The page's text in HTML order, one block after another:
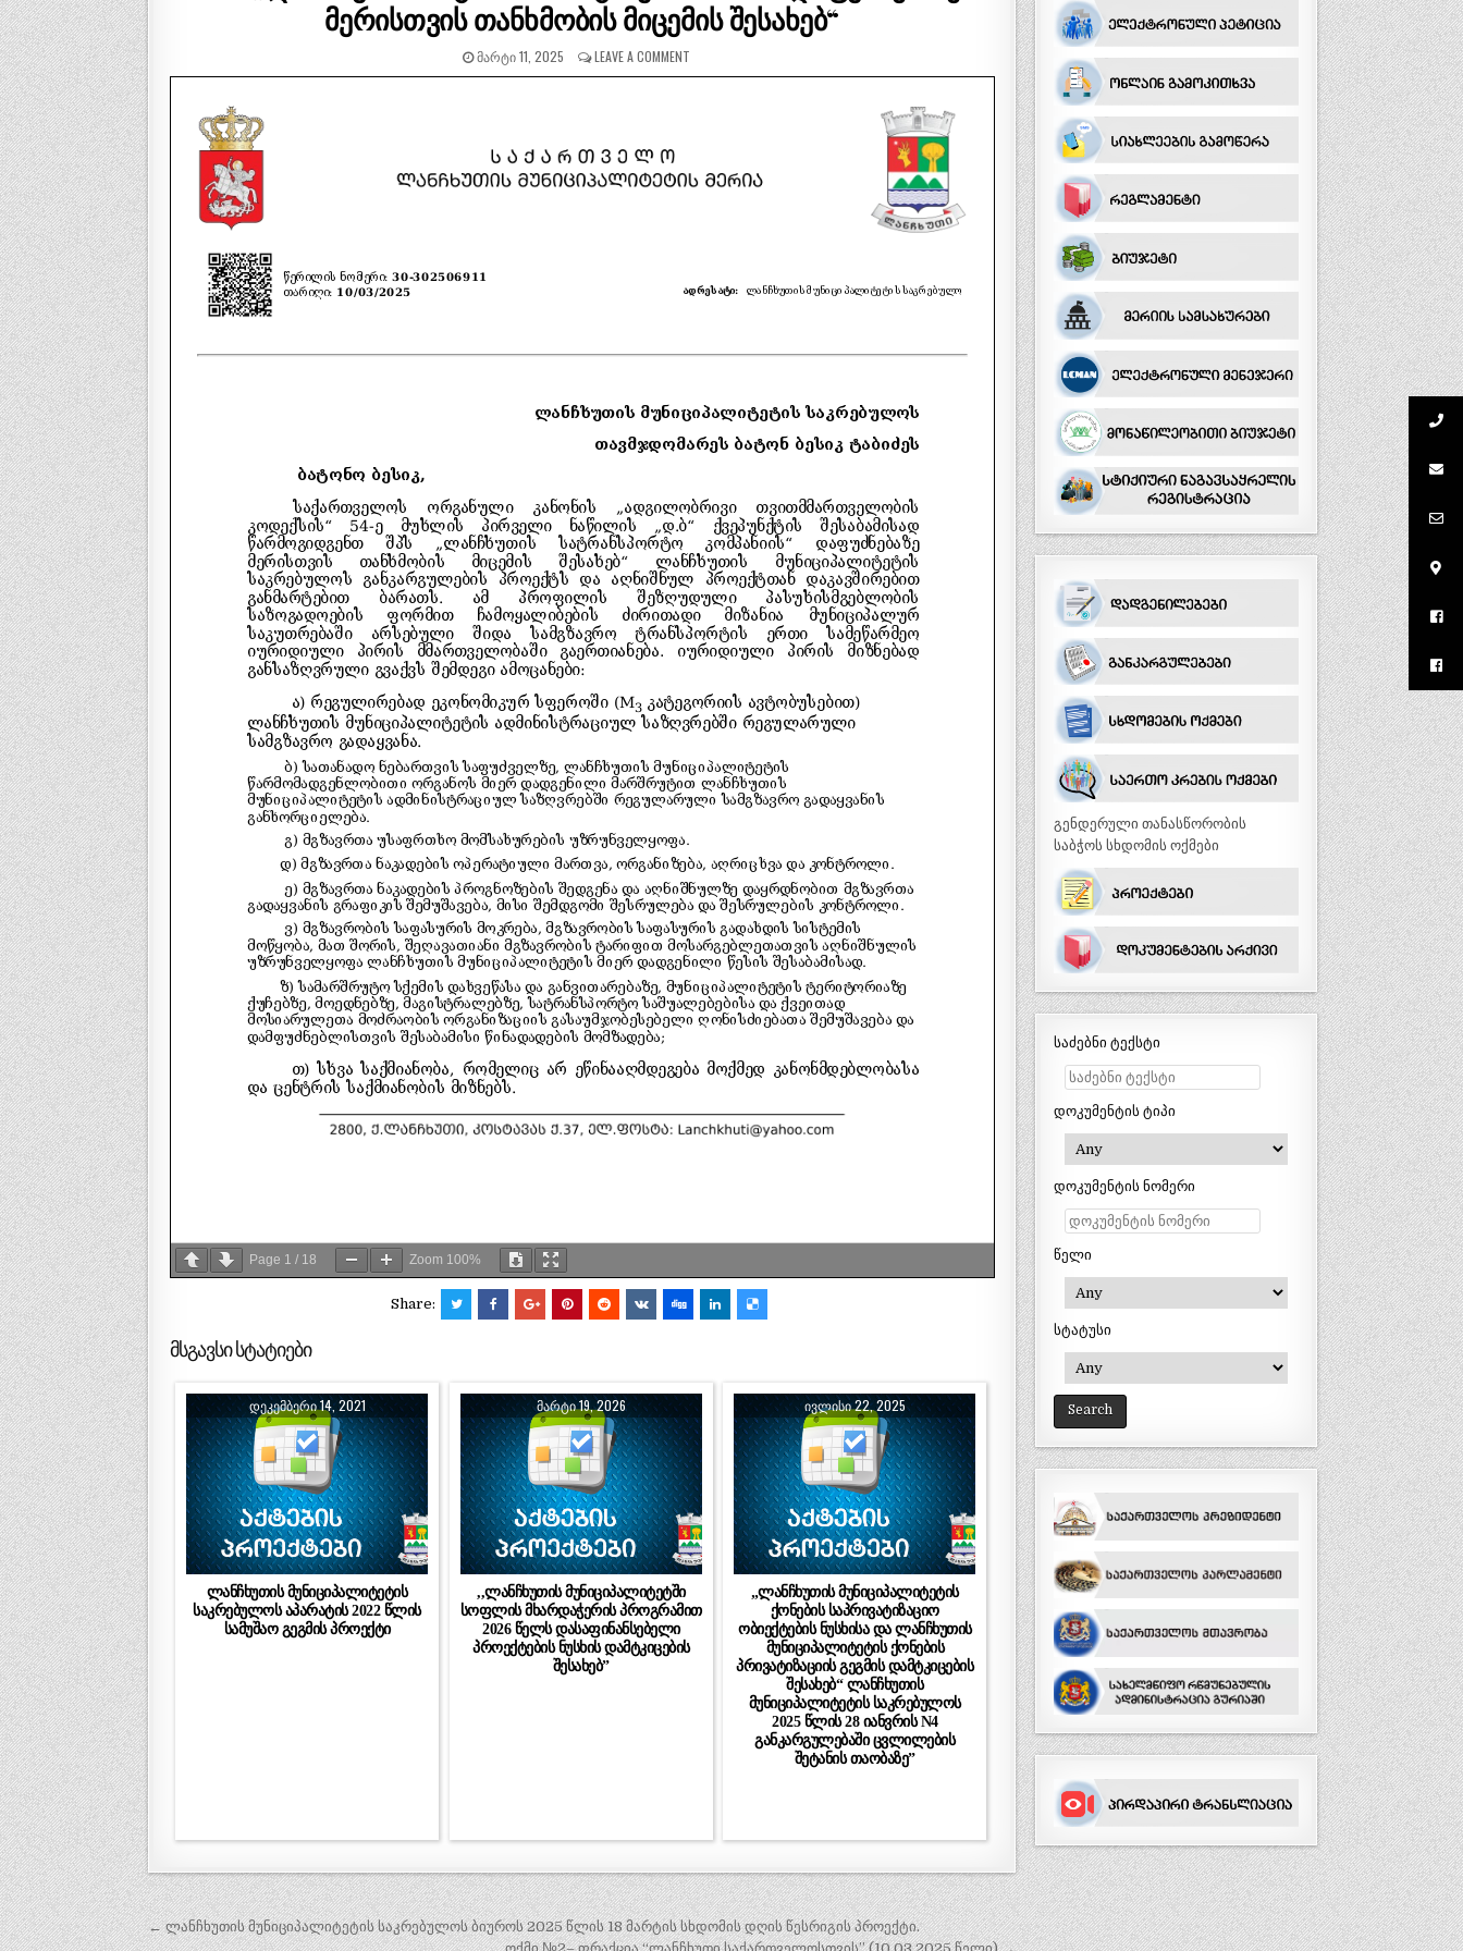
მერისთვის თანხმობის მიცემის შესახებ“
ᲛᲐᲠᲢᲘ 11, 2025 LEAVE A COMMENT
Page 1 / 18 Zoom 100%
Share:
მსგავსი სტატიები
ᲓᲔᲙᲔᲛᲑᲔᲠᲘ 14, 2021
ლანჩხუთის მუნიციპალიტეტის
საკრებულოს აპარატის 2022 წლის
სამუშაო გეგმის პროექტი
ᲛᲐᲠᲢᲘ 19, 2026
,,ლანჩხუთის მუნიციპალიტეტში
სოფლის მხარდაჭერის პროგრამით
2026 წელს დასაფინანსებელი
პროექტების ნუსხის დამტკიცების
შესახებ”
ᲘᲕᲚᲘᲡᲘ 22, 2025
„ლანჩხუთის მუნიციპალიტეტის
ქონების საპრივატიზაციო
ობიექტების ნუსხისა და ლანჩხუთის
მუნიციპალიტეტის ქონების
პრივატიზაციის გეგმის დამტკიცების
შესახებ“ ლანჩხუთის
მუნიციპალიტეტის საკრებულოს
2025 წლის 28 იანვრის N4
განკარგულებაში ცვლილების
შეტანის თაობაზე”
პოსტის
← ლანჩხუთის მუნიციპალიტეტის საკრებულოს ბიუროს 2025 წლის 18 მარტის სხდომის დღის წესრიგის პროექტი.
გენდერული თანასწორობის
საბჭოს სხდომის ოქმები
საძებნი ტექსტი
დოკუმენტის ტიპი
დოკუმენტის ნომერი
წელი
სტატუსი